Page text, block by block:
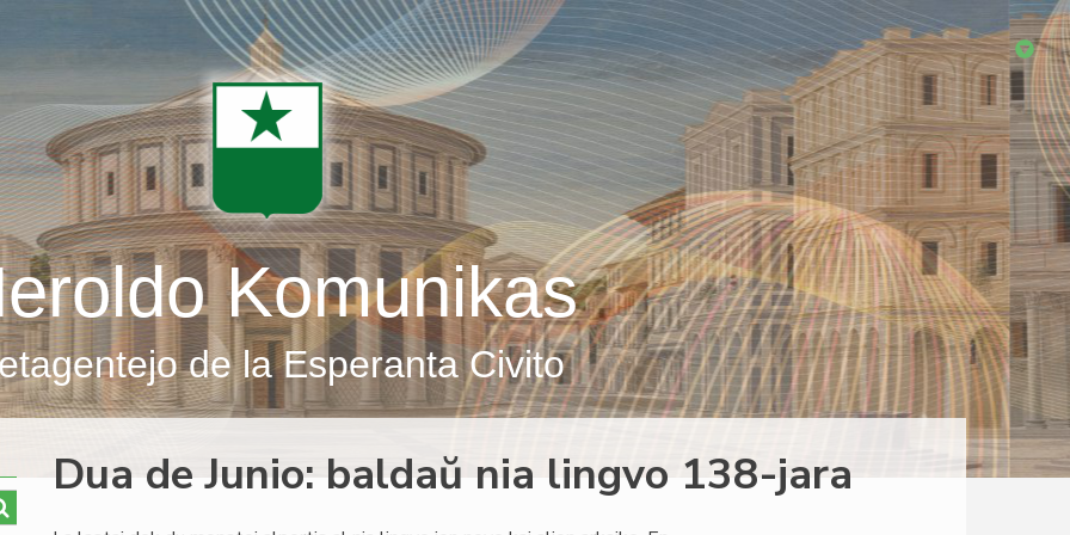
Komunikas
de la Esperanta Civito
Dua de Junio: baldaŭ nia lingvo 138-jara